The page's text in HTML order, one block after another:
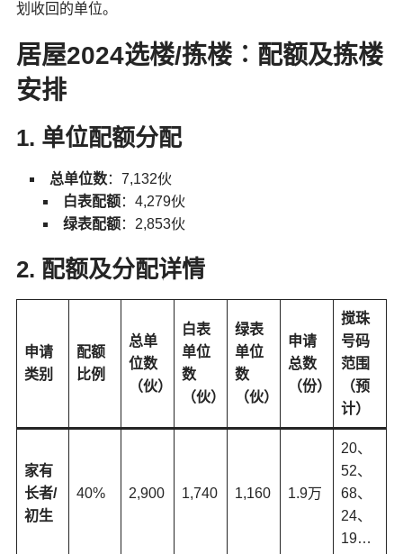
划收回的单位。
居屋2024选楼/拣楼︰ 配额及拣楼
安排
1. 单位配额分配
总单位数：7,132伙
白表配额：4,279伙
绿表配额：2,853伙
2. 配额及分配详情
申请
类别
配额
比例
总单
位数
（伙）
白表
单位
数
（伙）
绿表
单位
数
（伙）
申请
总数
（份）
搅珠
号码
范围
（预
计）
家有
长者/
初生
40% 2,900 1,740 1,160 1.9万
20、
52、
68、
24、
19…